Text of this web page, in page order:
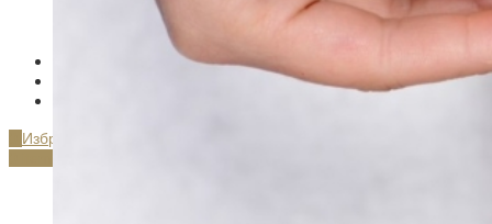
Избранные товары